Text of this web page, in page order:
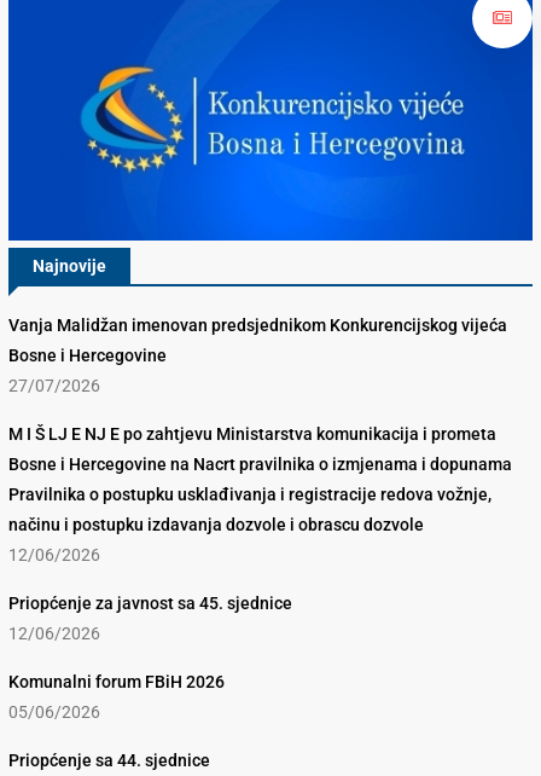
Najnovije
Vanja Malidžan imenovan predsjednikom Konkurencijskog vijeća
Bosne i Hercegovine
27/07/2026
M I Š LJ E NJ E po zahtjevu Ministarstva komunikacija i prometa
Bosne i Hercegovine na Nacrt pravilnika o izmjenama i dopunama
Pravilnika o postupku usklađivanja i registracije redova vožnje,
načinu i postupku izdavanja dozvole i obrascu dozvole
12/06/2026
Priopćenje za javnost sa 45. sjednice
12/06/2026
Komunalni forum FBiH 2026
05/06/2026
Priopćenje sa 44. sjednice